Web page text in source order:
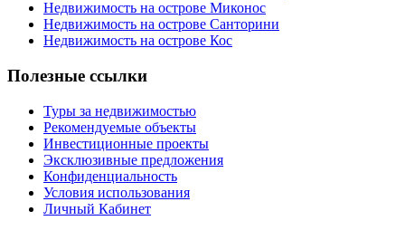
Недвижимость на острове Миконос
Недвижимость на острове Санторини
Недвижимость на острове Кос
Полезные ссылки
Туры за недвижимостью
Рекомендуемые объекты
Инвестиционные проекты
Эксклюзивные предложения
Конфиденциальность
Условия использования
Личный Кабинет